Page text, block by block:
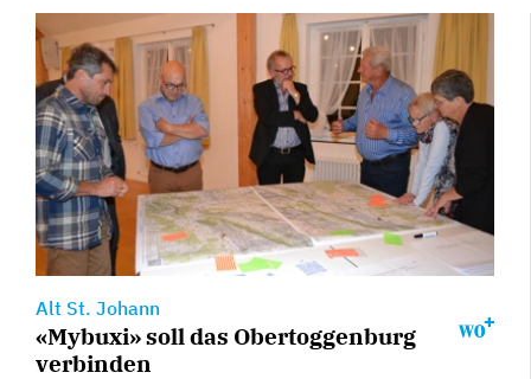
Alt St. Johann
«Mybuxi» soll das Obertoggenburg
verbinden